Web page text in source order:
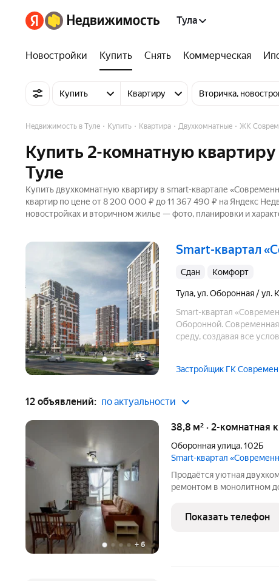
Тула
Новостройки Купить Снять Коммерческая
Купить Квартиру Вторичка,
Недвижимость в Туле Купить Квартира Двухкомнатные ЖК
Купить 2-комнатную
Туле
Купить двухкомнатную квартиру в smart-квартале
квартир по цене от 8 200 000 ₽ до 11 367 490 ₽ на Яндекс
новостройках и вторичном жилье — фото, планировки и
smart-квартал
Сдан комфорт
Тула,ул. Оборонная / ул.
Smart-квартал
Оборонной.
среду, создавая все
Застройщик ГК
+6
12 объявлений: по актуальности
+ 6
38,8 м² · 2-комнатная
Оборонная улица,102Б
Smart-квартал
Продаётся уютная
ремонтом в монолитном
звукоизоляция. Все комнаты
комфортное пространство
Показать телефон